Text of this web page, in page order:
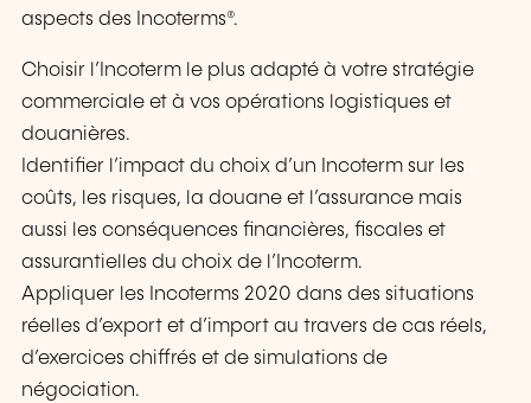
aspects des Incoterms®.
Choisir l’Incoterm le plus adapté à votre stratégie
commerciale et à vos opérations logistiques et
douanières.
Identifier l’impact du choix d’un Incoterm sur les
coûts, les risques, la douane et l’assurance mais
aussi les conséquences financières, fiscales et
assurantielles du choix de l’Incoterm.
Appliquer les Incoterms 2020 dans des situations
réelles d’export et d’import au travers de cas réels,
d’exercices chiffrés et de simulations de
négociation.